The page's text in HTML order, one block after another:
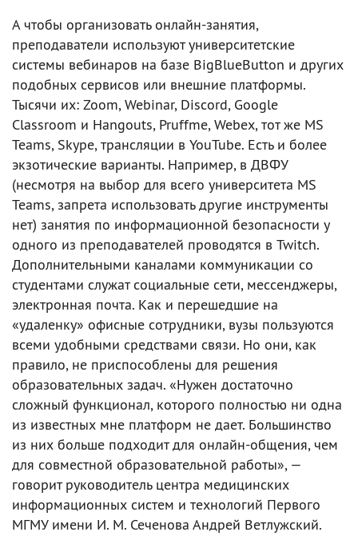
А чтобы организовать онлайн-занятия,
преподаватели используют университетские
системы вебинаров на базе BigBlueButton и других
подобных сервисов или внешние платформы.
Тысячи их: Zoom, Webinar, Discord, Google
Classroom и Hangouts, Pruffme, Webex, тот же MS
Teams, Skype, трансляции в YouTube. Есть и более
экзотические варианты. Например, в ДВФУ
(несмотря на выбор для всего университета MS
Teams, запрета использовать другие инструменты
нет) занятия по информационной безопасности у
одного из преподавателей проводятся в Twitch.
Дополнительными каналами коммуникации со
студентами служат социальные сети, мессенджеры,
электронная почта. Как и перешедшие на
«удаленку» офисные сотрудники, вузы пользуются
всеми удобными средствами связи. Но они, как
правило, не приспособлены для решения
образовательных задач. «Нужен достаточно
сложный функционал, которого полностью ни одна
из известных мне платформ не дает. Большинство
из них больше подходит для онлайн-общения, чем
для совместной образовательной работы», —
говорит руководитель центра медицинских
информационных систем и технологий Первого
МГМУ имени И. М. Сеченова Андрей Ветлужский.